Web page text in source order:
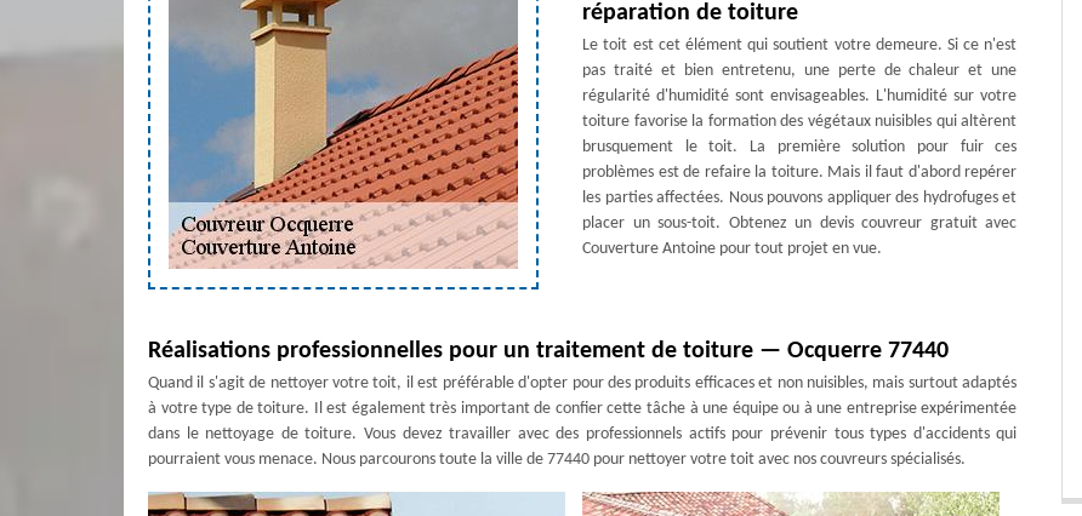
réparation de toiture
Le toit est cet élément qui soutient votre demeure. Si ce n'est
pas traité et bien entretenu, une perte de chaleur et une
régularité d'humidité sont envisageables. L'humidité sur votre
toiture favorise la formation des végétaux nuisibles qui altèrent
brusquement le toit. La première solution pour fuir ces
problèmes est de refaire la toiture. Mais il faut d'abord repérer
les parties affectées. Nous pouvons appliquer des hydrofuges et
placer un sous-toit. Obtenez un devis couvreur gratuit avec
Couverture Antoine pour tout projet en vue.
Réalisations professionnelles pour un traitement de toiture — Ocquerre 77440
Quand il s'agit de nettoyer votre toit, il est préférable d'opter pour des produits efficaces et non nuisibles, mais surtout adaptés
à votre type de toiture. Il est également très important de confier cette tâche à une équipe ou à une entreprise expérimentée
dans le nettoyage de toiture. Vous devez travailler avec des professionnels actifs pour prévenir tous types d'accidents qui
pourraient vous menace. Nous parcourons toute la ville de 77440 pour nettoyer votre toit avec nos couvreurs spécialisés.